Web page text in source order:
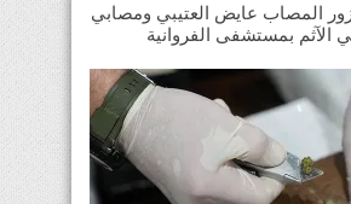
المصاب عايض العتيبي ومصابي
الآثم بمستشفى الفروانية